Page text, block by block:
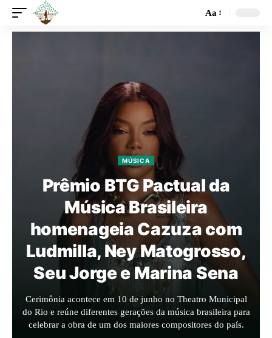
Aa
MÚSICA
Prêmio BTG Pactual da
Música Brasileira
homenageia Cazuza com
Ludmilla, Ney Matogrosso,
Seu Jorge e Marina Sena
Cerimônia acontece em 10 de junho no Theatro Municipal
do Rio e reúne diferentes gerações da música brasileira para
celebrar a obra de um dos maiores compositores do país.